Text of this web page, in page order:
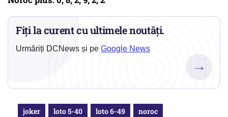
Fiți la curent cu ultimele noutăți.
Urmăriți DCNews și pe Google News
→
joker loto 5-40 loto 6-49 noroc